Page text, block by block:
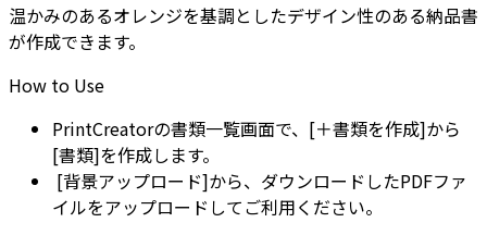
温かみのあるオレンジを基調としたデザイン性のある納品書
が作成できます。
How to Use
PrintCreatorの書類一覧画面で、[＋書類を作成]から
[書類]を作成します。
イルをアップロードしてご利用ください。